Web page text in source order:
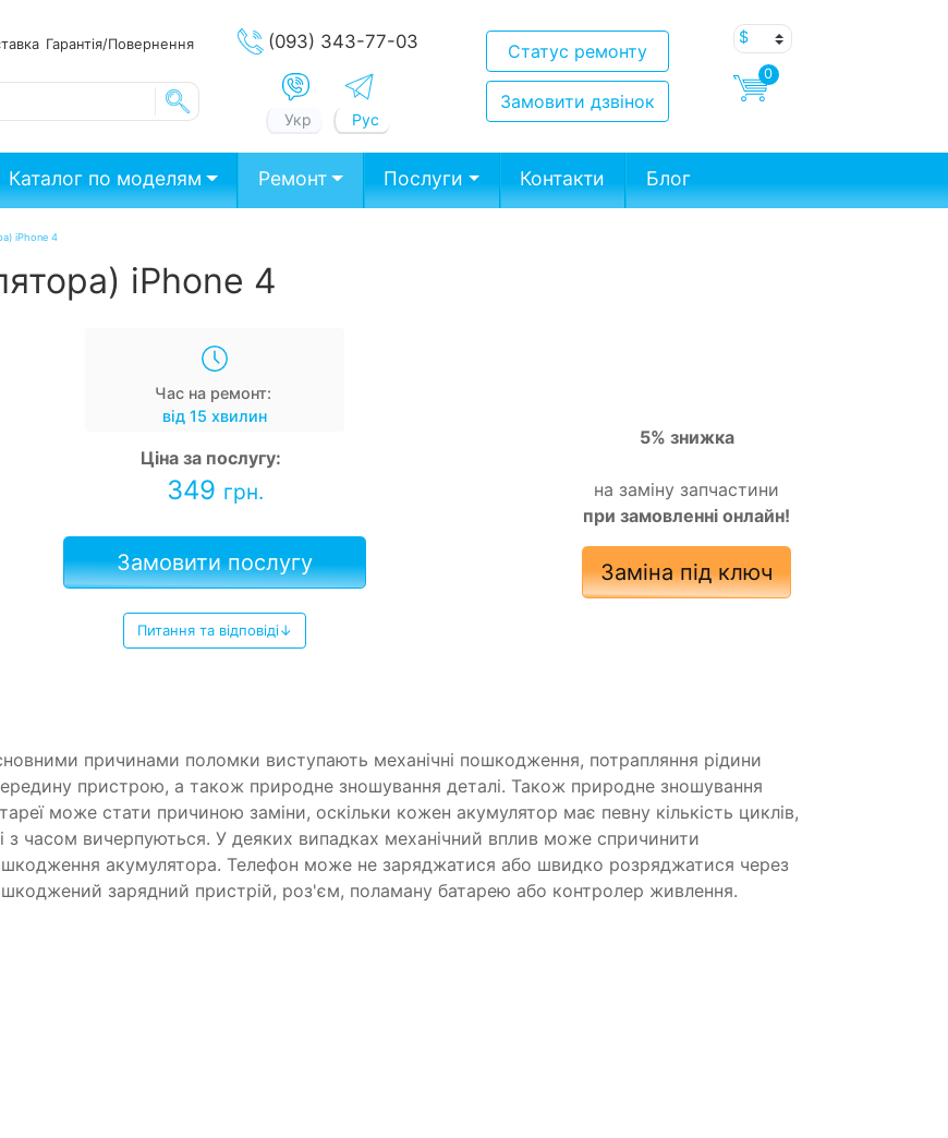
Доставка Гарантія/Повернення (093) 343-77-03
Укр Рус
Статус ремонту
Замовити дзвінок
0
Каталог по моделям Ремонт Послуги Контакти Блог
iPhone 4
iPhone 4
Час на ремонт:
від 15 хвилин
Ціна за послугу:
349 грн.
Замовити послугу
Питання та відповіді↓
5% знижка
на заміну запчастини
при замовленні онлайн!
Заміна під ключ
причинами поломки виступають механічні пошкодження, потрапляння рідини
пристрою, а також природне зношування деталі. Також природне зношування
може стати причиною заміни, оскільки кожен акумулятор має певну кількість циклів,
з часом вичерпуються. У деяких випадках механічний вплив може спричинити
акумулятора. Телефон може не заряджатися або швидко розряджатися через
зарядний пристрій, роз'єм, поламану батарею або контролер живлення.